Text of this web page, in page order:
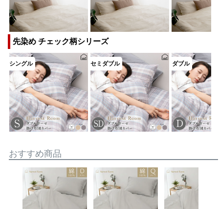
先染め チェック柄シリーズ
おすすめ商品